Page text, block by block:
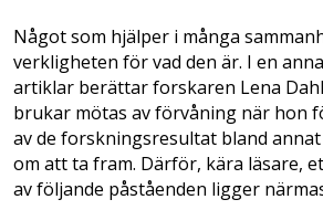
Något som hjälper i många
verkligheten för vad den är. I en
artiklar berättar forskaren Lena
brukar mötas av förvåning när hon
av de forskningsresultat bland
om att ta fram. Därför, kära läsare,
av följande påståenden ligger